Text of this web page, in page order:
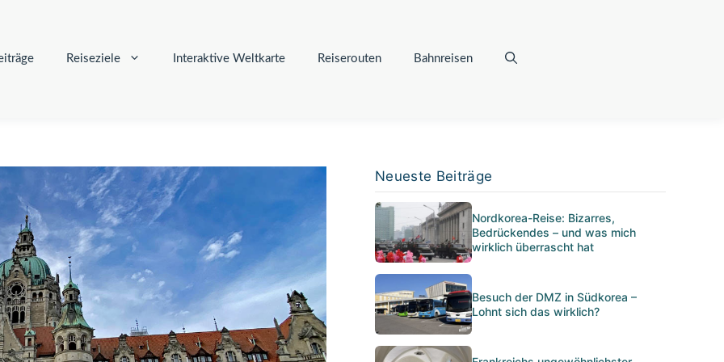
Reiseziele Interaktive Weltkarte Reiserouten Bahnreisen
Neueste Beiträge
Nordkorea-Reise: Bizarres,
Bedrückendes – und was mich
wirklich überrascht hat
Besuch der DMZ in Südkorea –
Lohnt sich das wirklich?